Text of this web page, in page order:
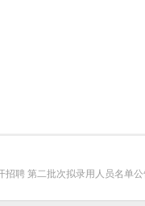
招聘 第二批次拟录用人员名单